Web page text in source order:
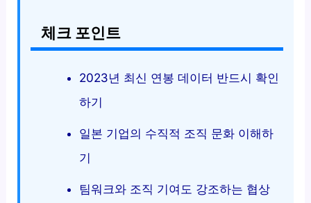
체크 포인트
2023년 최신 연봉 데이터 반드시 확인
하기
일본 기업의 수직적 조직 문화 이해하
기
팀워크와 조직 기여도 강조하는 협상